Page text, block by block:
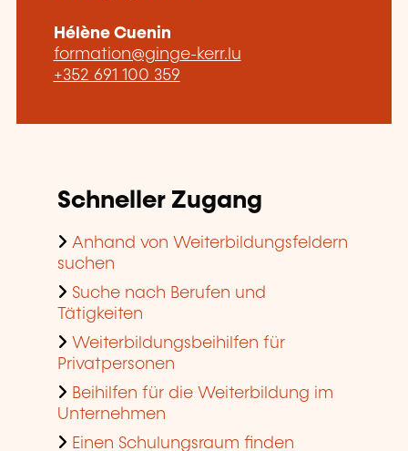
Hélène Cuenin
formation@ginge-kerr.lu
+352 691 100 359
Schneller Zugang
Anhand von Weiterbildungsfeldern
suchen
Suche nach Berufen und
Tätigkeiten
Weiterbildungsbeihilfen für
Privatpersonen
Beihilfen für die Weiterbildung im
Unternehmen
Einen Schulungsraum finden